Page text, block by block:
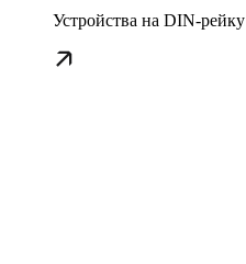
Устройства на DIN-рейку